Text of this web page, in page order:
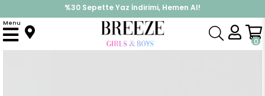
%30 Sepette Yaz İndirimi, Hemen Al!
İndirimlere ek %10 İndirimi Kap, Hemen Üye Ol!
0
Menu
Anasayfa Çorap Kız Çocuk Patik Çorap Love Yazı Baskılı Açık Mavi (5-8 Yaş)